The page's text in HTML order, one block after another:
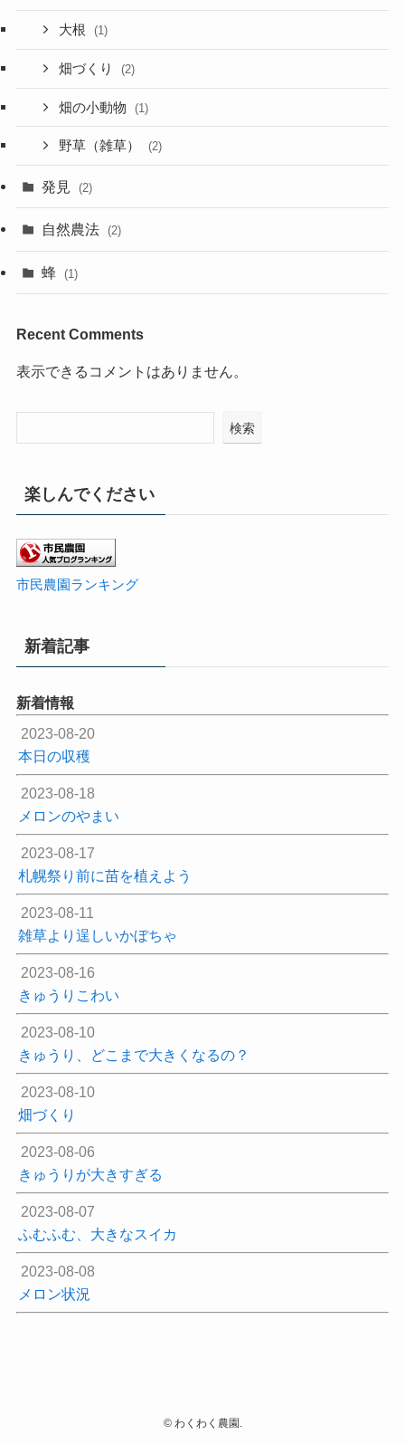
大根 (1)
畑づくり (2)
畑の小動物 (1)
野草（雑草） (2)
発見 (2)
自然農法 (2)
蜂 (1)
Recent Comments
表示できるコメントはありません。
検索
楽しんでください
市民農園ランキング
新着記事
新着情報
2023-08-20
本日の収穫
2023-08-18
メロンのやまい
2023-08-17
札幌祭り前に苗を植えよう
2023-08-11
雑草より逞しいかぼちゃ
2023-08-16
きゅうりこわい
2023-08-10
きゅうり、どこまで大きくなるの？
2023-08-10
畑づくり
2023-08-06
きゅうりが大きすぎる
2023-08-07
ふむふむ、大きなスイカ
2023-08-08
メロン状況
©わくわく農園.